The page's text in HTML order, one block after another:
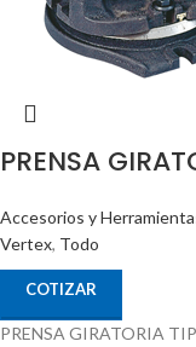
PRENSA
Accesorios y
Vertex, Todo
COTIZAR
PRENSA GIRATORIA